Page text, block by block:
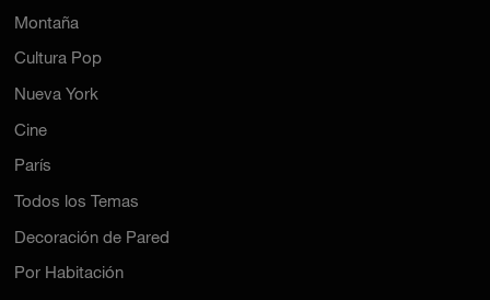
Montaña
Cultura Pop
Nueva York
Cine
París
Todos los Temas
Decoración de Pared
Por Habitación